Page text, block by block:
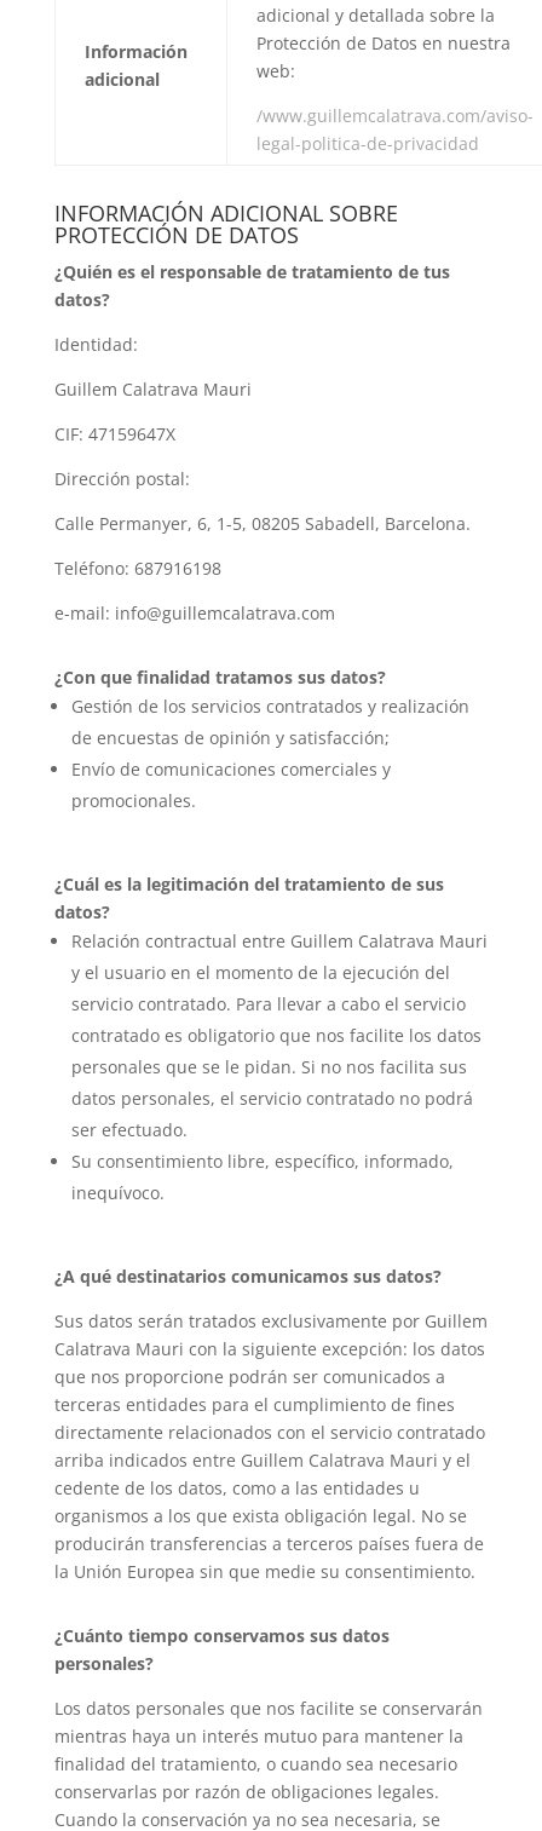
Información
adicional
adicional y detallada sobre la
Protección de Datos en nuestra
web:
/www.guillemcalatrava.com/aviso-
legal-politica-de-privacidad
INFORMACIÓN ADICIONAL SOBRE
PROTECCIÓN DE DATOS
¿Quién es el responsable de tratamiento de tus
datos?
Identidad:
Guillem Calatrava Mauri
CIF: 47159647X
Dirección postal:
Calle Permanyer, 6, 1-5, 08205 Sabadell, Barcelona.
Teléfono: 687916198
e-mail: info@guillemcalatrava.com
¿Con que finalidad tratamos sus datos?
Gestión de los servicios contratados y realización
de encuestas de opinión y satisfacción;
Envío de comunicaciones comerciales y
promocionales.
¿Cuál es la legitimación del tratamiento de sus
datos?
Relación contractual entre Guillem Calatrava Mauri
y el usuario en el momento de la ejecución del
servicio contratado. Para llevar a cabo el servicio
contratado es obligatorio que nos facilite los datos
personales que se le pidan. Si no nos facilita sus
datos personales, el servicio contratado no podrá
ser efectuado.
Su consentimiento libre, específico, informado,
inequívoco.
¿A qué destinatarios comunicamos sus datos?
Sus datos serán tratados exclusivamente por Guillem
Calatrava Mauri con la siguiente excepción: los datos
que nos proporcione podrán ser comunicados a
terceras entidades para el cumplimiento de fines
directamente relacionados con el servicio contratado
arriba indicados entre Guillem Calatrava Mauri y el
cedente de los datos, como a las entidades u
organismos a los que exista obligación legal. No se
producirán transferencias a terceros países fuera de
la Unión Europea sin que medie su consentimiento.
¿Cuánto tiempo conservamos sus datos
personales?
Los datos personales que nos facilite se conservarán
mientras haya un interés mutuo para mantener la
finalidad del tratamiento, o cuando sea necesario
conservarlas por razón de obligaciones legales.
Cuando la conservación ya no sea necesaria, se